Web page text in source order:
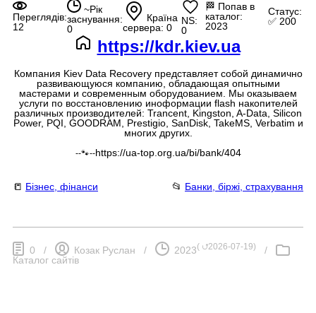
Переглядів:
12
~Рік
заснування:
0
Країна
сервера: 0
NS:
0
🏁 Попав в
каталог:
2023
Статус:
✅ 200
https://kdr.kiev.ua
Компания Kiev Data Recovery представляет собой динамично
развивающуюся компанию, обладающая опытными
мастерами и современным оборудованием. Мы оказываем
услуги по восстановлению иноформации flash накопителей
различных производителей: Trancent, Kingston, A-Data, Silicon
Power, PQI, GOODRAM, Prestigio, SanDisk, TakeMS, Verbatim и
многих других.
--🐾--https://ua-top.org.ua/bi/bank/404
📒 Бізнес, фінанси 📂 Банки, біржі, страхування
0 / Козак Руслан / 2023( ⮍2026-07-19)
/
Каталог сайтів